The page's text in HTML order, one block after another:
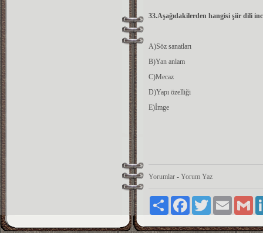
33.Aşağıdakilerden hangisi şiir dili
A)Söz sanatları
B)Yan anlam
C)Mecaz
D)Yapı özelliği
E)İmge
Yorumlar - Yorum Yaz
Paylaş FacebookTwitter Email